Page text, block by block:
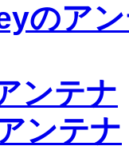
のア
ンテナ
ンテナ